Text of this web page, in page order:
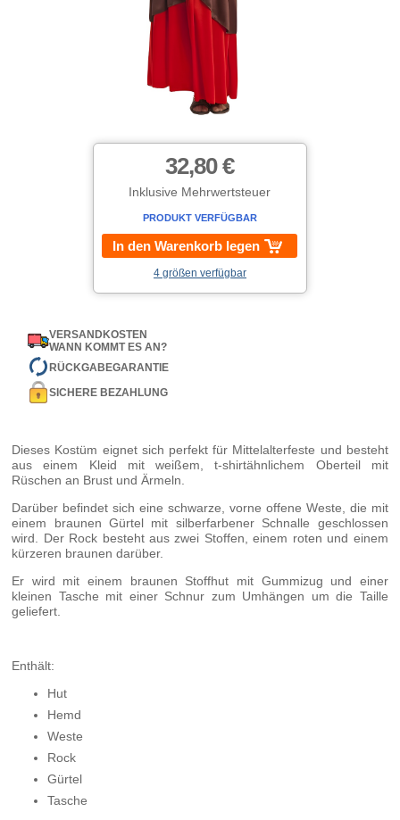
32,80 €
Inklusive Mehrwertsteuer
PRODUKT VERFÜGBAR
In den Warenkorb legen
4 größen verfügbar
VERSANDKOSTEN
WANN KOMMT ES AN?
RÜCKGABEGARANTIE
SICHERE BEZAHLUNG
Dieses Kostüm eignet sich perfekt für Mittelalterfeste und besteht
aus einem Kleid mit weißem, t-shirtähnlichem Oberteil mit
Rüschen an Brust und Ärmeln.
Darüber befindet sich eine schwarze, vorne offene Weste, die mit
einem braunen Gürtel mit silberfarbener Schnalle geschlossen
wird. Der Rock besteht aus zwei Stoffen, einem roten und einem
kürzeren braunen darüber.
Er wird mit einem braunen Stoffhut mit Gummizug und einer
kleinen Tasche mit einer Schnur zum Umhängen um die Taille
geliefert.
Enthält:
Hut
Hemd
Weste
Rock
Gürtel
Tasche